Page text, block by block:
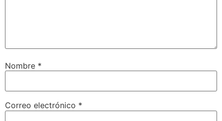
Nombre *
Correo electrónico *